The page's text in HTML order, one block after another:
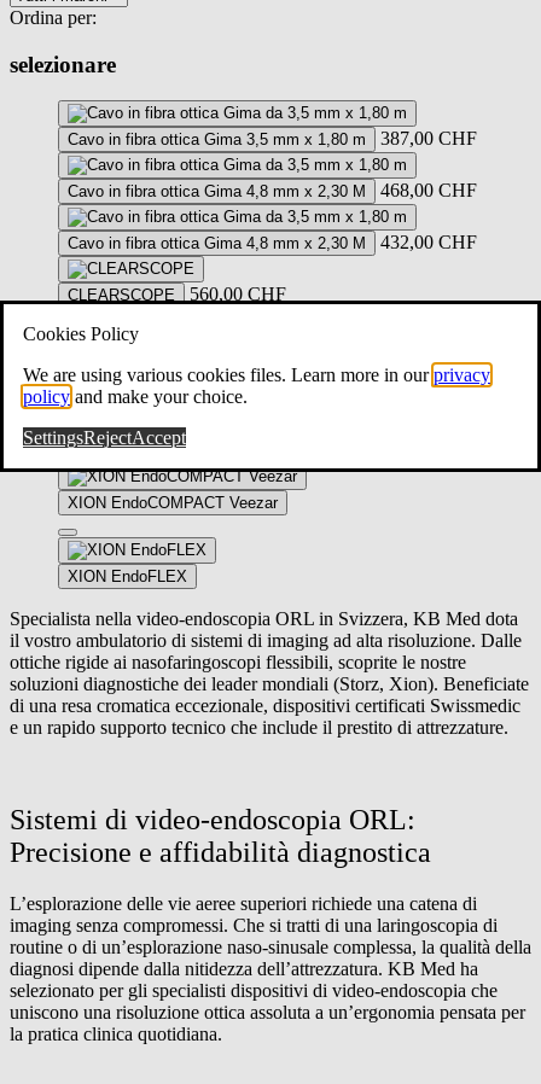
Ordina per:
selezionare
Cavo in fibra ottica Gima 3,5 mm x 1,80 m 387,00 CHF
Cavo in fibra ottica Gima 4,8 mm x 2,30 M 468,00 CHF
Cavo in fibra ottica Gima 4,8 mm x 2,30 M 432,00 CHF
CLEARSCOPE 560,00 CHF
Nasofaringoscopio XION EF-N Slim
Serie XION SPECTAR Zum Angebot hinzufügen
XION EF-N Nasopharyngoskop
XION EndoCOMPACT Veezar
This
product
has
multiple
variants.
The
options
may
be
chosen
product
page
XION EndoFLEX
Specialista nella video-endoscopia ORL in Svizzera, KB Med dota
il vostro ambulatorio di sistemi di imaging ad alta risoluzione. Dalle
ottiche rigide ai nasofaringoscopi flessibili, scoprite le nostre
soluzioni diagnostiche dei leader mondiali (Storz, Xion). Beneficiate
di una resa cromatica eccezionale, dispositivi certificati Swissmedic
e un rapido supporto tecnico che include il prestito di attrezzature.
Sistemi di video-endoscopia ORL:
Precisione e affidabilità diagnostica
L’esplorazione delle vie aeree superiori richiede una catena di
imaging senza compromessi. Che si tratti di una laringoscopia di
routine o di un’esplorazione naso-sinusale complessa, la qualità della
diagnosi dipende dalla nitidezza dell’attrezzatura. KB Med ha
selezionato per gli specialisti dispositivi di video-endoscopia che
uniscono una risoluzione ottica assoluta a un’ergonomia pensata per
la pratica clinica quotidiana.
Cookies Policy
We are using various cookies files. Learn more in ourprivacy
policy and make your choice.
SettingsRejectAccept